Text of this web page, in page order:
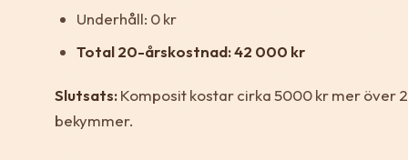
Underhåll: 0 kr
Total 20-årskostnad: 42 000 kr
Slutsats:Komposit kostar cirka 5000 kr mer över
bekymmer.